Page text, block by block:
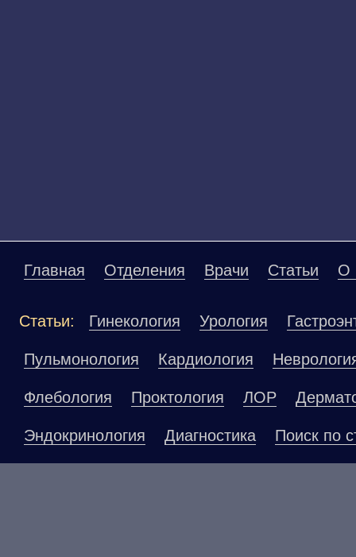
Главная Отделения Врачи Статьи О
Статьи: Гинекология Урология
Пульмонология Кардиология
Флебология Проктология ЛОР
Эндокринология Диагностика Поиск по